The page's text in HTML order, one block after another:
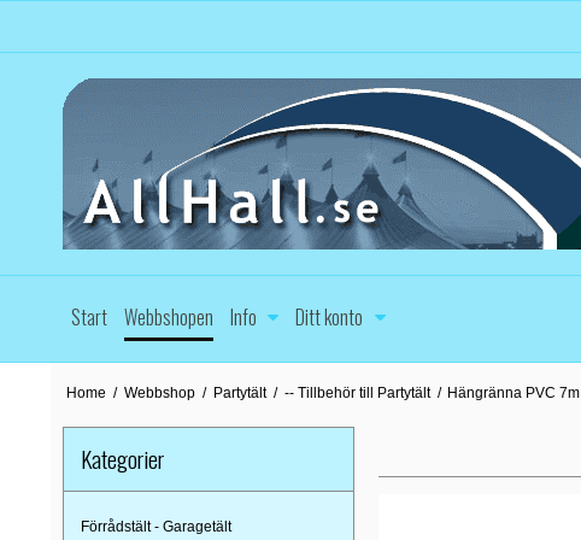
Start Webbshopen Info Ditt konto
Home / Webbshop / Partytält / -- Tillbehör till Partytält / Hängränna PVC 7m
Kategorier
Förrådstält - Garagetält